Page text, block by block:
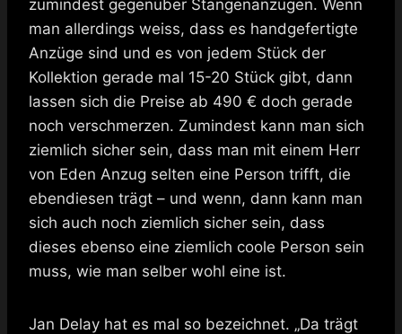
zumindest gegenüber Stangenanzügen. Wenn
man allerdings weiss, dass es handgefertigte
Anzüge sind und es von jedem Stück der
Kollektion gerade mal 15-20 Stück gibt, dann
lassen sich die Preise ab 490 € doch gerade
noch verschmerzen. Zumindest kann man sich
ziemlich sicher sein, dass man mit einem Herr
von Eden Anzug selten eine Person trifft, die
ebendiesen trägt – und wenn, dann kann man
sich auch noch ziemlich sicher sein, dass
dieses ebenso eine ziemlich coole Person sein
muss, wie man selber wohl eine ist.
Jan Delay hat es mal so bezeichnet. „Da trägt